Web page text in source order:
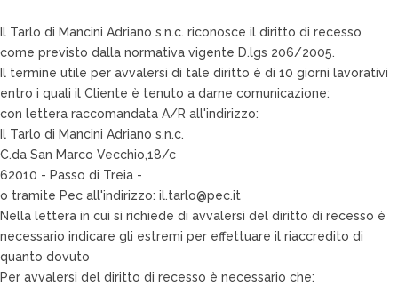
Il Tarlo di Mancini Adriano s.n.c. riconosce il diritto di recesso
come previsto dalla normativa vigente D.lgs 206/2005.
Il termine utile per avvalersi di tale diritto è di 10 giorni lavorativi
entro i quali il Cliente è tenuto a darne comunicazione:
con lettera raccomandata A/R all'indirizzo:
Il Tarlo di Mancini Adriano s.n.c.
C.da San Marco Vecchio,18/c
62010 - Passo di Treia -
o tramite Pec all'indirizzo: il.tarlo@pec.it
Nella lettera in cui si richiede di avvalersi del diritto di recesso è
necessario indicare gli estremi per effettuare il riaccredito di
quanto dovuto
Per avvalersi del diritto di recesso è necessario che: